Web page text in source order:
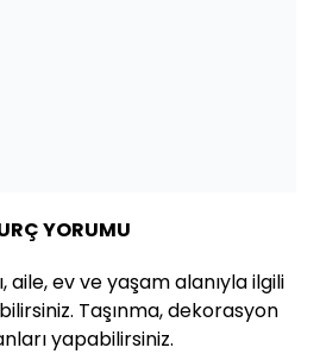
YORUMU
aile, ev ve yaşam alanıyla ilgili
Taşınma, dekorasyon
yapabilirsiniz.